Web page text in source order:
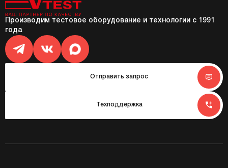
Производим тестовое оборудование и технологии с 1991
года
Отправить запрос
Техподдержка